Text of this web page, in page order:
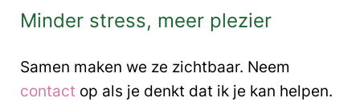
Minder stress, meer plezier
Samen maken we ze zichtbaar. Neem
contact op als je denkt dat ik je kan helpen.